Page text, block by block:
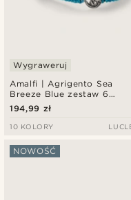
Amalfi | Agrigento Sea
Breeze Blue zestaw 6
bransoletek
Wygraweruj
194,99 zł
10 KOLORY
NOWOŚĆ